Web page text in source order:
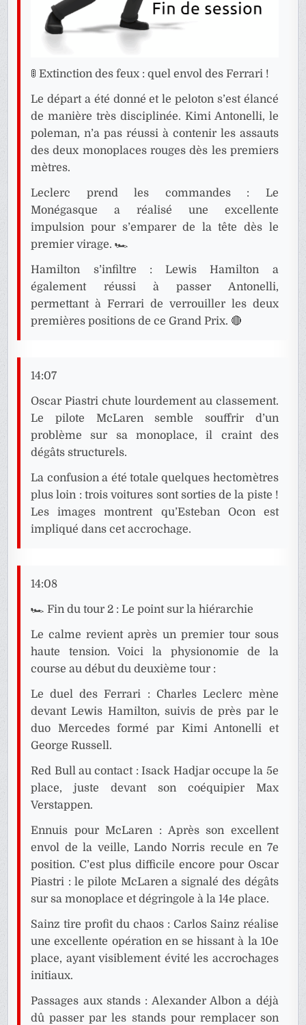
🚦 Extinction des feux : quel envol des Ferrari !
Le départ a été donné et le peloton s’est élancé
de manière très disciplinée. Kimi Antonelli, le
poleman, n’a pas réussi à contenir les assauts
des deux monoplaces rouges dès les premiers
mètres.
Leclerc prend les commandes : Le
Monégasque a réalisé une excellente
impulsion pour s’emparer de la tête dès le
premier virage. 🏎️
Hamilton s’infiltre : Lewis Hamilton a
également réussi à passer Antonelli,
permettant à Ferrari de verrouiller les deux
premières positions de ce Grand Prix. 🔴
14:07
Oscar Piastri chute lourdement au classement.
Le pilote McLaren semble souffrir d’un
problème sur sa monoplace, il craint des
dégâts structurels.
La confusion a été totale quelques hectomètres
plus loin : trois voitures sont sorties de la piste !
Les images montrent qu’Esteban Ocon est
impliqué dans cet accrochage.
14:08
🏎️ Fin du tour 2 : Le point sur la hiérarchie
Le calme revient après un premier tour sous
haute tension. Voici la physionomie de la
course au début du deuxième tour :
Le duel des Ferrari : Charles Leclerc mène
devant Lewis Hamilton, suivis de près par le
duo Mercedes formé par Kimi Antonelli et
George Russell.
Red Bull au contact : Isack Hadjar occupe la 5e
place, juste devant son coéquipier Max
Verstappen.
Ennuis pour McLaren : Après son excellent
envol de la veille, Lando Norris recule en 7e
position. C’est plus difficile encore pour Oscar
Piastri : le pilote McLaren a signalé des dégâts
sur sa monoplace et dégringole à la 14e place.
Sainz tire profit du chaos : Carlos Sainz réalise
une excellente opération en se hissant à la 10e
place, ayant visiblement évité les accrochages
initiaux.
Passages aux stands : Alexander Albon a déjà
dû passer par les stands pour remplacer son